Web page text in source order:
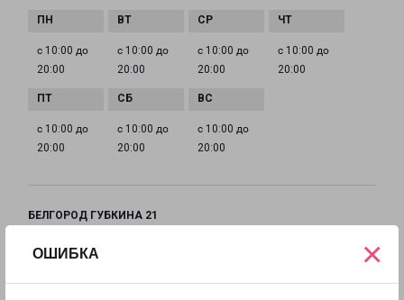
ОШИБКА ×
с 10:00 до
20:00
с 10:00 до
20:00
с 10:00 до
20:00
с 10:00 до
20:00
с 10:00 до
20:00
с 10:00 до
20:00
с 10:00 до
20:00
БЕЛГОРОД ГУБКИНА 21